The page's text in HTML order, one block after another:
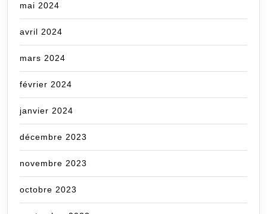
mai 2024
avril 2024
mars 2024
février 2024
janvier 2024
décembre 2023
novembre 2023
octobre 2023